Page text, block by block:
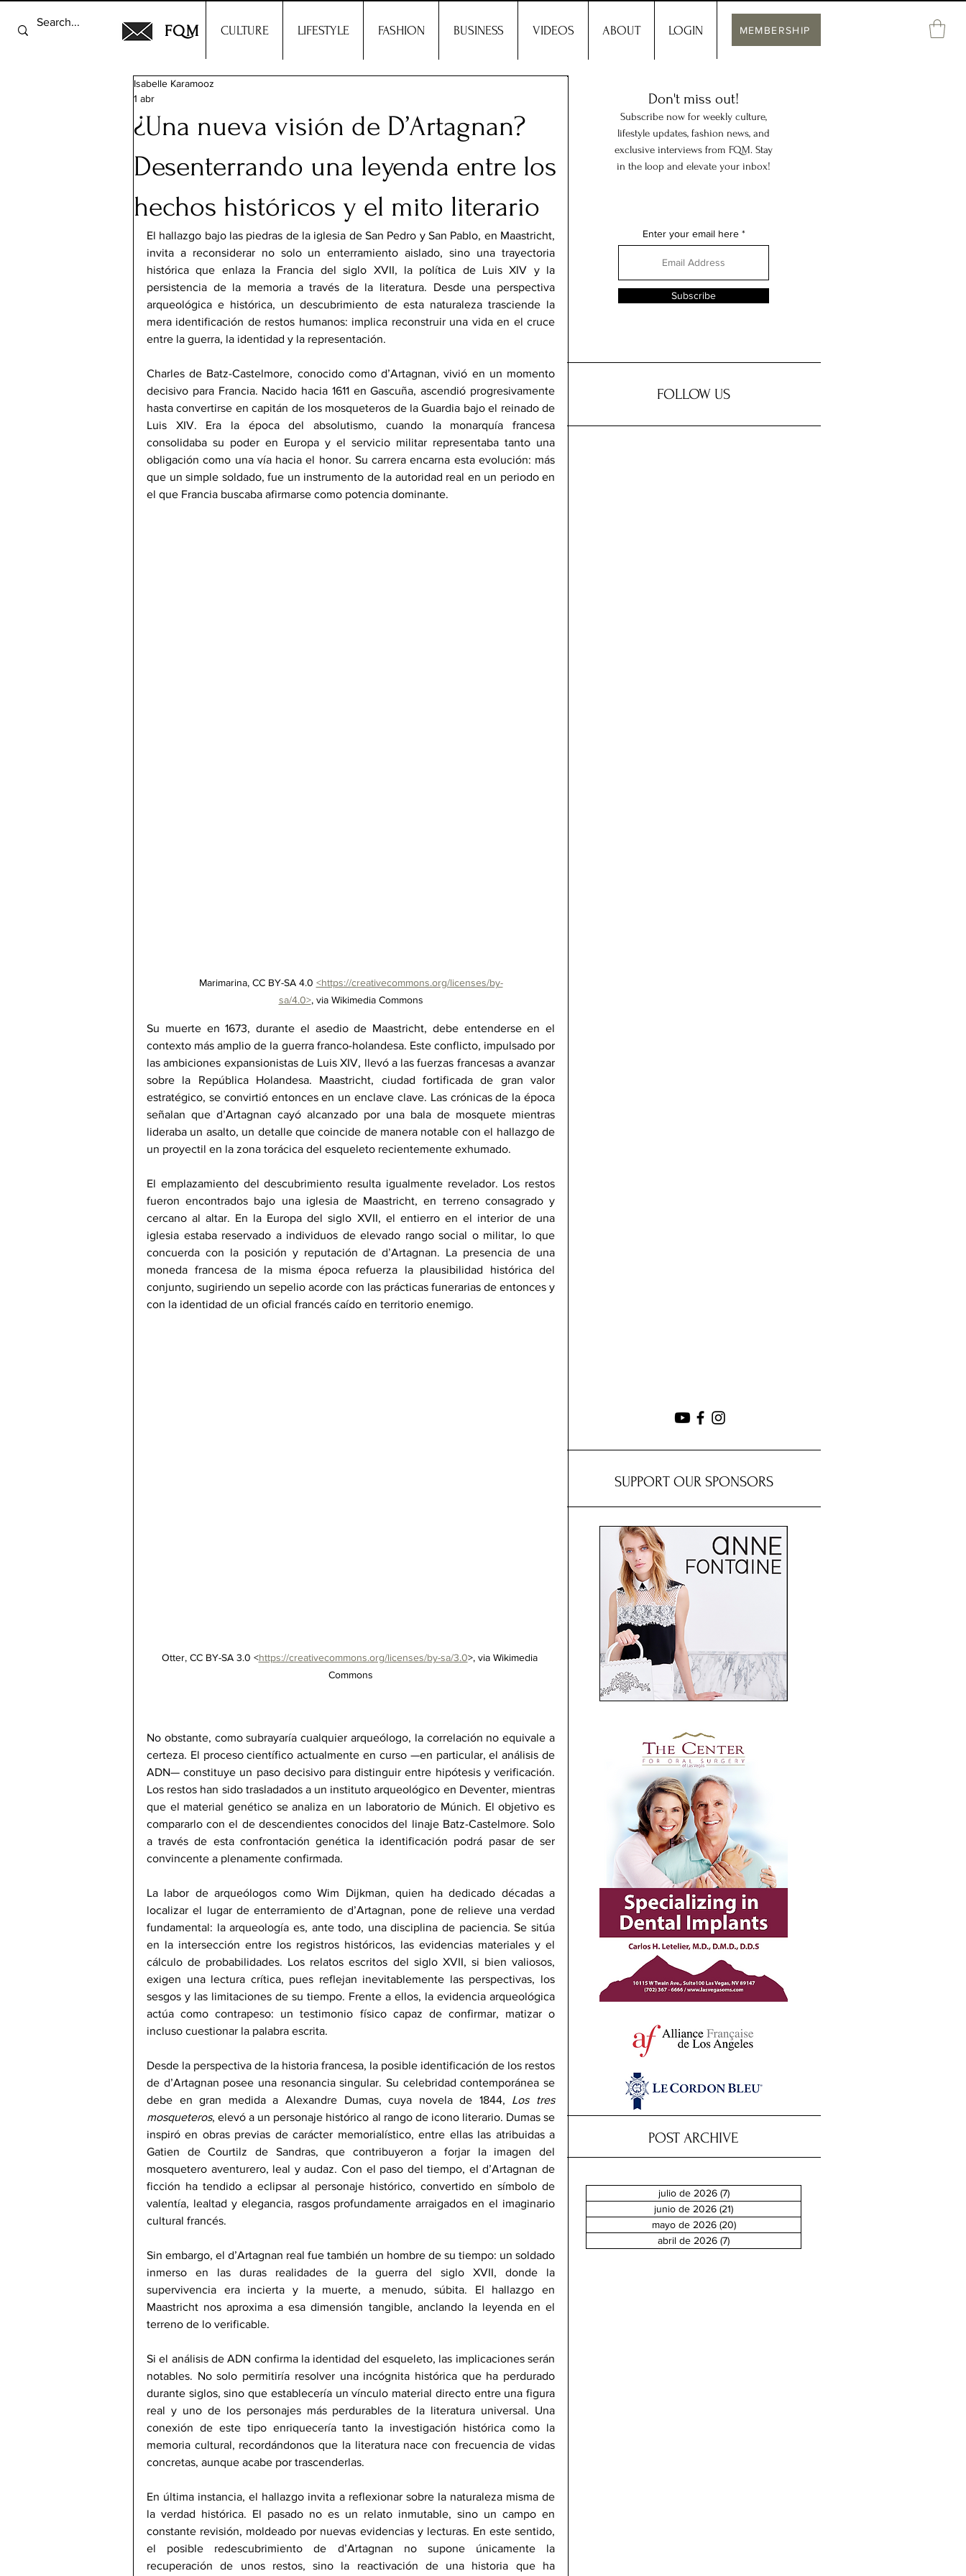
FQM CULTURE LIFESTYLE FASHION BUSINESS VIDEOS ABOUT LOGIN MEMBERSHIP
¿Una nueva visión de D’Artagnan?
Desenterrando una leyenda entre los
hechos históricos y el mito literario
Isabelle Karamooz
1 abr
El hallazgo bajo las piedras de la iglesia de San Pedro y San Pablo, en Maastricht,
invita a reconsiderar no solo un enterramiento aislado, sino una trayectoria
histórica que enlaza la Francia del siglo XVII, la política de Luis XIV y la
persistencia de la memoria a través de la literatura. Desde una perspectiva
arqueológica e histórica, un descubrimiento de esta naturaleza trasciende la
mera identificación de restos humanos: implica reconstruir una vida en el cruce
entre la guerra, la identidad y la representación.
Charles de Batz-Castelmore, conocido como d’Artagnan, vivió en un momento
decisivo para Francia. Nacido hacia 1611 en Gascuña, ascendió progresivamente
hasta convertirse en capitán de los mosqueteros de la Guardia bajo el reinado de
Luis XIV. Era la época del absolutismo, cuando la monarquía francesa
consolidaba su poder en Europa y el servicio militar representaba tanto una
obligación como una vía hacia el honor. Su carrera encarna esta evolución: más
que un simple soldado, fue un instrumento de la autoridad real en un periodo en
el que Francia buscaba afirmarse como potencia dominante.
Marimarina, CC BY-SA 4.0 <https://creativecommons.org/licenses/by-
sa/4.0>, via Wikimedia Commons
Su muerte en 1673, durante el asedio de Maastricht, debe entenderse en el
contexto más amplio de la guerra franco-holandesa. Este conflicto, impulsado por
las ambiciones expansionistas de Luis XIV, llevó a las fuerzas francesas a avanzar
sobre la República Holandesa. Maastricht, ciudad fortificada de gran valor
estratégico, se convirtió entonces en un enclave clave. Las crónicas de la época
señalan que d’Artagnan cayó alcanzado por una bala de mosquete mientras
lideraba un asalto, un detalle que coincide de manera notable con el hallazgo de
un proyectil en la zona torácica del esqueleto recientemente exhumado.
El emplazamiento del descubrimiento resulta igualmente revelador. Los restos
fueron encontrados bajo una iglesia de Maastricht, en terreno consagrado y
cercano al altar. En la Europa del siglo XVII, el entierro en el interior de una
iglesia estaba reservado a individuos de elevado rango social o militar, lo que
concuerda con la posición y reputación de d’Artagnan. La presencia de una
moneda francesa de la misma época refuerza la plausibilidad histórica del
conjunto, sugiriendo un sepelio acorde con las prácticas funerarias de entonces y
con la identidad de un oficial francés caído en territorio enemigo.
Otter, CC BY-SA 3.0 <https://creativecommons.org/licenses/by-sa/3.0>, via Wikimedia
Commons
No obstante, como subrayaría cualquier arqueólogo, la correlación no equivale a
certeza. El proceso científico actualmente en curso —en particular, el análisis de
ADN— constituye un paso decisivo para distinguir entre hipótesis y verificación.
Los restos han sido trasladados a un instituto arqueológico en Deventer, mientras
que el material genético se analiza en un laboratorio de Múnich. El objetivo es
compararlo con el de descendientes conocidos del linaje Batz-Castelmore. Solo
a través de esta confrontación genética la identificación podrá pasar de ser
convincente a plenamente confirmada.
La labor de arqueólogos como Wim Dijkman, quien ha dedicado décadas a
localizar el lugar de enterramiento de d’Artagnan, pone de relieve una verdad
fundamental: la arqueología es, ante todo, una disciplina de paciencia. Se sitúa
en la intersección entre los registros históricos, las evidencias materiales y el
cálculo de probabilidades. Los relatos escritos del siglo XVII, si bien valiosos,
exigen una lectura crítica, pues reflejan inevitablemente las perspectivas, los
sesgos y las limitaciones de su tiempo. Frente a ellos, la evidencia arqueológica
actúa como contrapeso: un testimonio físico capaz de confirmar, matizar o
incluso cuestionar la palabra escrita.
Desde la perspectiva de la historia francesa, la posible identificación de los restos
de d’Artagnan posee una resonancia singular. Su celebridad contemporánea se
debe en gran medida a Alexandre Dumas, cuya novela de 1844, Los tres
mosqueteros, elevó a un personaje histórico al rango de icono literario. Dumas se
inspiró en obras previas de carácter memorialístico, entre ellas las atribuidas a
Gatien de Courtilz de Sandras, que contribuyeron a forjar la imagen del
mosquetero aventurero, leal y audaz. Con el paso del tiempo, el d’Artagnan de
ficción ha tendido a eclipsar al personaje histórico, convertido en símbolo de
valentía, lealtad y elegancia, rasgos profundamente arraigados en el imaginario
cultural francés.
Sin embargo, el d’Artagnan real fue también un hombre de su tiempo: un soldado
inmerso en las duras realidades de la guerra del siglo XVII, donde la
supervivencia era incierta y la muerte, a menudo, súbita. El hallazgo en
Maastricht nos aproxima a esa dimensión tangible, anclando la leyenda en el
terreno de lo verificable.
Si el análisis de ADN confirma la identidad del esqueleto, las implicaciones serán
notables. No solo permitiría resolver una incógnita histórica que ha perdurado
durante siglos, sino que establecería un vínculo material directo entre una figura
real y uno de los personajes más perdurables de la literatura universal. Una
conexión de este tipo enriquecería tanto la investigación histórica como la
memoria cultural, recordándonos que la literatura nace con frecuencia de vidas
concretas, aunque acabe por trascenderlas.
En última instancia, el hallazgo invita a reflexionar sobre la naturaleza misma de
la verdad histórica. El pasado no es un relato inmutable, sino un campo en
constante revisión, moldeado por nuevas evidencias y lecturas. En este sentido,
el posible redescubrimiento de d’Artagnan no supone únicamente la
recuperación de unos restos, sino la reactivación de una historia que ha
Don't miss out!
Subscribe now for weekly culture,
lifestyle updates, fashion news, and
exclusive interviews from FQM. Stay
in the loop and elevate your inbox!
Enter your email here
Subscribe
FOLLOW US
SUPPORT OUR SPONSORS
POST ARCHIVE
julio de 2026 (7)7 entradas
junio de 2026 (21)
mayo de 2026 (20)20 entradas
abril de 2026 (7)